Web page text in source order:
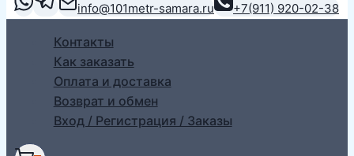
info@101metr-samara.ru +7(911) 920-02-38
Контакты
Как заказать
Оплата и доставка
Возврат и обмен
Вход / Регистрация / Заказы